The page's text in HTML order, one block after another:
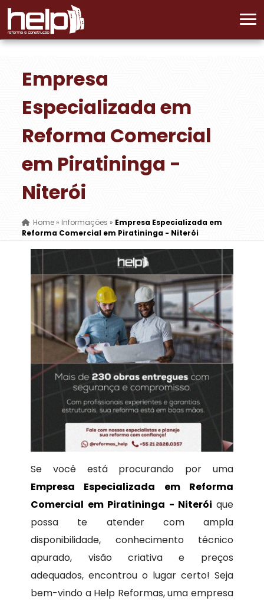
Empresa
Especializada em
Reforma Comercial
em Piratininga -
Niterói
Home »Informações » Empresa Especializada em
Reforma Comercial em Piratininga - Niterói
Se você está procurando por uma
Empresa Especializada em Reforma
Comercial em Piratininga - Niterói que
possa te atender com ampla
disponibilidade, conhecimento técnico
apurado, visão criativa e preços
adequados, encontrou o lugar certo! Seja
bem-vindo a Help Reformas, uma empresa